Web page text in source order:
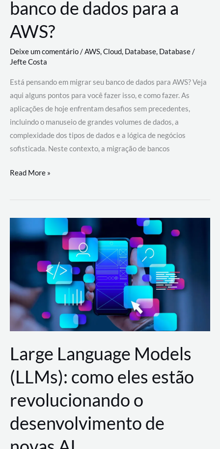
banco de dados para a
AWS?
Deixe um comentário/AWS,Cloud, Database, Database/
Jefte Costa
Está pensando em migrar seu banco de dados para AWS? Veja
aqui alguns pontos para você fazer isso, e como fazer. As
aplicações de hoje enfrentam desafios sem precedentes,
incluindo o manuseio de grandes volumes de dados, a
complexidade dos tipos de dados e a lógica de negócios
sofisticada. Neste contexto, a migração de bancos
Por
migrar
de
a
AWS?
Read More »
Large Language Models
(LLMs): como eles estão
revolucionando o
desenvolvimento de